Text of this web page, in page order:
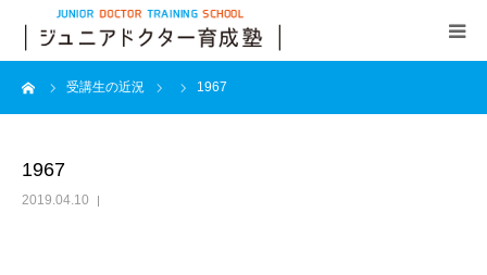
受講生の近況 1967
1967
2019.04.10
事業内容